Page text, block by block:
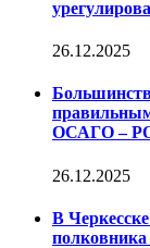
26.12.2025
ОСАГО –
26.12.2025
В